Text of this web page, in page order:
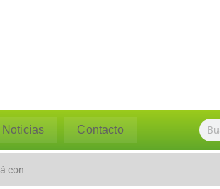
Noticias Contacto
ant